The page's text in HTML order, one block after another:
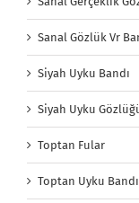
Sanal Gözlük Vr
Siyah Uyku Bandı
Siyah Uyku
Toptan Fular
Toptan Uyku Bandı